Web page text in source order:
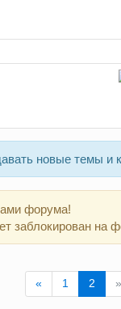
новые темы и
форума!
заблокирован на
«Previous
1 2 »